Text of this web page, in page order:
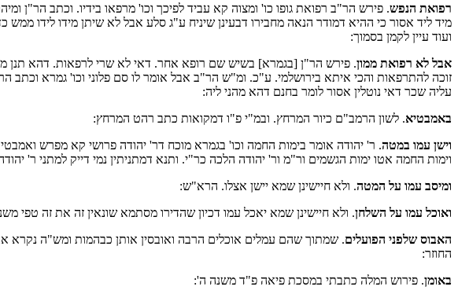
רפואת הנפש. פירש הר"ב רפואת גופו כו' ומצוה קא עביד לפיכך וכו' מרפאו בידיו. וכתב הר"ן
מיד ליד אסור כי ההיא דמודר הנאה מחבירו דבעינן שיניח ע"ג סלע אבל לא שיתן מידו לידו
ועוד עיין לקמן בסמוך:
אבל לא רפואת ממון. פירש הר"ן [בגמרא] בשיש שם רופא אחר. דאי לא שרי לרפאות. דהא תנן
זוכה להתרפאות והכי איתא בירושלמי. ע"כ. ומ"ש הר"ב אבל אומר לו סם פלוני וכו' גמרא וכתב
עליה שכר דאי נוטלין אסור לומר בחנם דהא מהני ליה:
באמבטיא. לשון הרמב"ם כיור המרחץ. ובמ"י פ"ו דמקואות כתב רהט המרחץ:
וישן עמו במטה. ר' יהודה אומר בימות החמה וכו' בגמרא מוכח דר' יהודה פרושי קא מפרש
וימות החמה אטו ימות הגשמים ור"מ ור' יהודה הלכה כר"י. ותנא דמתניתין נמי דייק למתני ר'
ומיסב עמו על המטה. ולא חיישינן שמא יישן אצלו. הרא"ש:
ואוכל עמו על השלחן. ולא חיישינן שמא יאכל עמו דכיון שהדירו מסתמא שונאין זה את זה טפי
האבוס שלפני הפועלים. שמתוך שהם עמלים אוכלים הרבה ואובסין אותן כבהמות ומש"ה נקרא
החוזר:
באומן. פירוש המלה כתבתי במסכת פיאה פ"ד משנה ה':